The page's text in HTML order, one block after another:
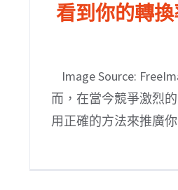
看到你的轉
Image Source:
而，在當今競爭激烈
用正確的方法來推廣